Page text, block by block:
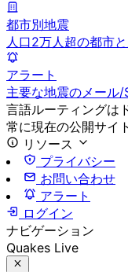
都市別地震
人口2万人超の都市
アラート
主要な地震のメール/
言語ルーティングは
常に現在の公開サイ
リソース
プライバシー
お問い合わせ
アラート
ログイン
ナビゲーション
Quakes Live